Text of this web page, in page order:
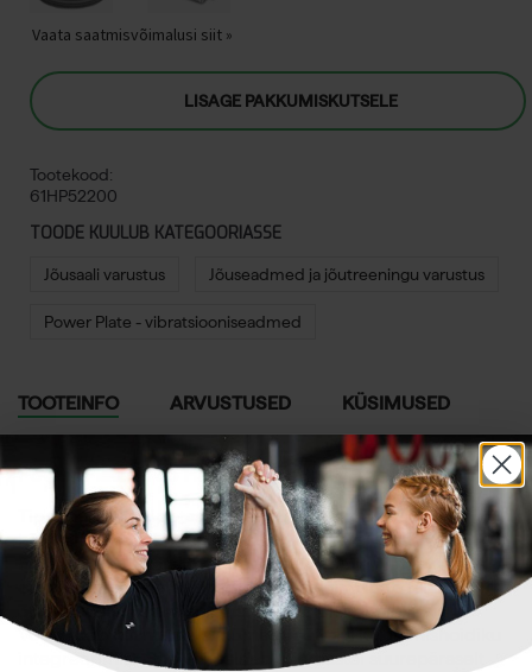
Vaata saatmisvõimalusi siit »
LISAGE PAKKUMISKUTSELE
Tootekood:
61HP52200
TOODE KUULUB KATEGOORIASSE
Jõusaali varustus Jõuseadmed ja jõutreeningu varustus
Power Plate - vibratsiooniseadmed
TOOTEINFO ARVUSTUSED KÜSIMUSED
Power Plate Pro5 HP must
Tippsportlaste tipptasemele jõudmiseks on vaja
kõrgtehnoloogilist varustust.
Power Plate® pro5 High
Performancevastab nende vajadustele ja ületab nende
ootusi. Sammasteta konstruktsioon võimaldab täielikku
360-kraadist liikumisulatust ümber plaadi pinna.
Võimaldab ka muude seadmete, näiteks kükitamishoidiku
integreerimist. See võimaldab sportlastel suurepäraselt